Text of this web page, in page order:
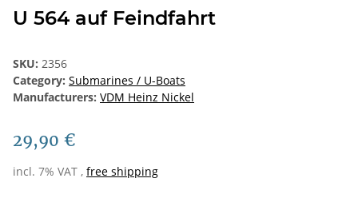
U 564 auf Feindfahrt
SKU: 2356
Category: Submarines / U-Boats
Manufacturers: VDM Heinz Nickel
29,90 €
incl. 7% VAT , free shipping